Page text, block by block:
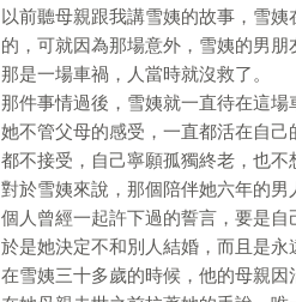
以前聽母親跟我講雪姨的故事，雪
的，可就因為那場意外，雪姨的男朋
那是一場車禍，人當時就沒救了。
那件事情過後，雪姨就一直待在這場
她不管父母的感受，一直都活在自
都不接受，自己寧願孤獨終老，也不
對於雪姨來說，那個陪伴她六年的
個人曾經一起許下過的誓言，要是自
於是她決定不和別人結婚，而且是永
在雪姨三十多歲的時候，他的母親因